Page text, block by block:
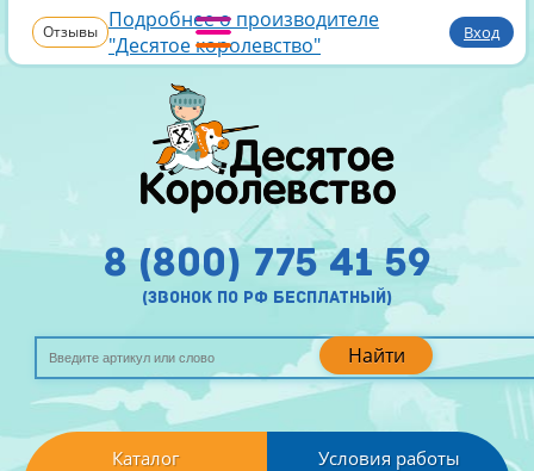
Отзывы Подробнее о производителе
"Десятое королевство"
Вход
Найти
8 (800) 775 41 59
(звонок по рф бесплатный)
Каталог Условия работы